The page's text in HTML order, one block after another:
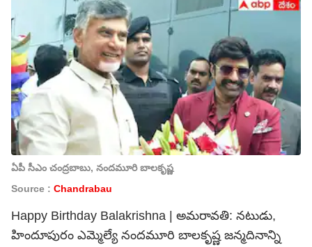
ఏపీ సీఎం చంద్రబాబు, నందమూరి బాలకృష్ణ
Source : Chandrabau
Happy Birthday Balakrishna | అమరావతి: నటుడు,
హిందూపురం ఎమ్మెల్యే నందమూరి బాలకృష్ణ జన్మదినాన్ని